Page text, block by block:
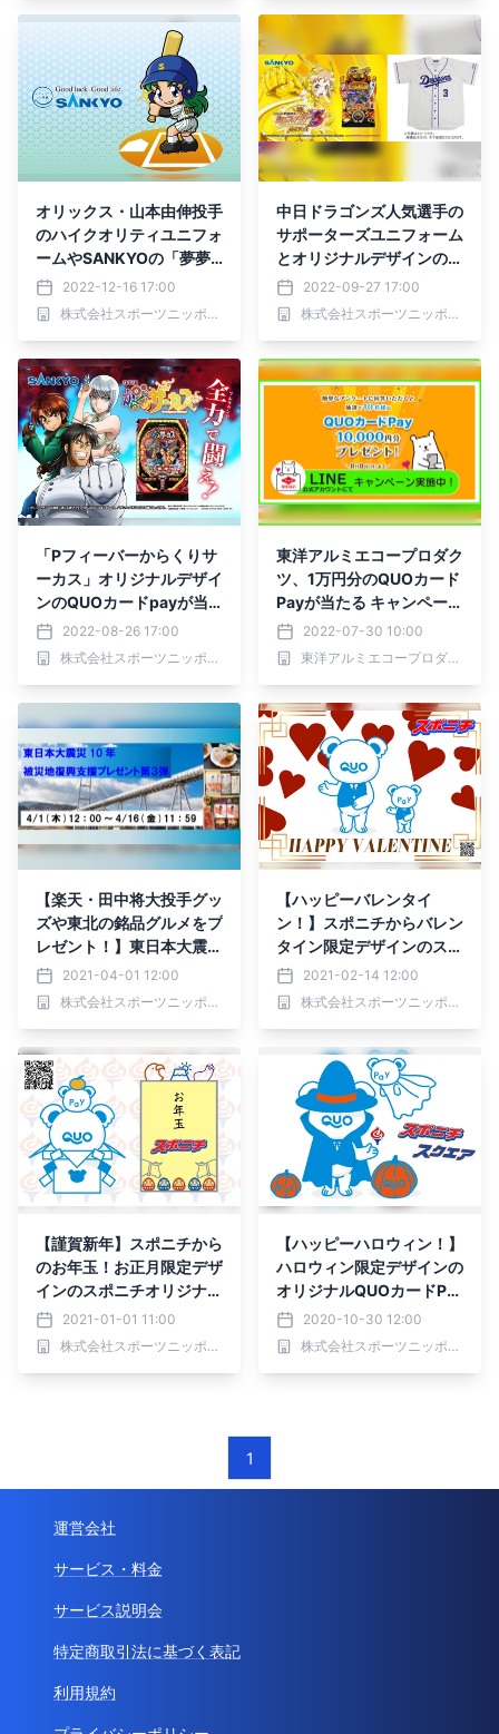
オリックス・山本由伸投手
のハイクオリティユニフォ
ームやSANKYOの「夢夢
ちゃん」 オリジナルデザ
インのQUOカードpay100
0円分が当たるキャンペー
2022-12-16 17:00
株式会社スポーツニッポン新聞社
中日ドラゴンズ人気選手の
サポーターズユニフォーム
とオリジナルデザインのQ
UOカードpayが当たる！
プロ野球１球速報プレゼン
トキャンペーンを開催
2022-09-27 17:00
株式会社スポーツニッポン新聞社
「Pフィーバーからくりサ
ーカス」オリジナルデザイ
ンのQUOカードpayが当
たる！プロ野球１球速報プ
レゼントキャンペーンを開
催
2022-08-26 17:00
株式会社スポーツニッポン新聞社
東洋アルミエコープロダク
ツ、1万円分のQUOカード
Payが当たる キャンペーン
を8月8日まで開催
2022-07-30 10:00
東洋アルミエコープロダクツ株式会社
【楽天・田中将大投手グッ
ズや東北の銘品グルメをプ
レゼント！】東日本大震災
10年被災地復興支援キャ
ンペーン第3弾をスポニチ
が開催！
2021-04-01 12:00
株式会社スポーツニッポン新聞社
【ハッピーバレンタイ
ン！】スポニチからバレン
タイン限定デザインのスポ
ニチオリジナルQUOカー
ドPay1000円分が当た
る！！
2021-02-14 12:00
株式会社スポーツニッポン新聞社
【謹賀新年】スポニチから
のお年玉！お正月限定デザ
インのスポニチオリジナル
QUOカードPay1000円分
が当たる！！
2021-01-01 11:00
株式会社スポーツニッポン新聞社
【ハッピーハロウィン！】
ハロウィン限定デザインの
オリジナルQUOカードPa
yが100名様に当たるキャ
ンペーンがスタート！
2020-10-30 12:00
株式会社スポーツニッポン新聞社
1
運営会社
サービス・料金
サービス説明会
特定商取引法に基づく表記
利用規約